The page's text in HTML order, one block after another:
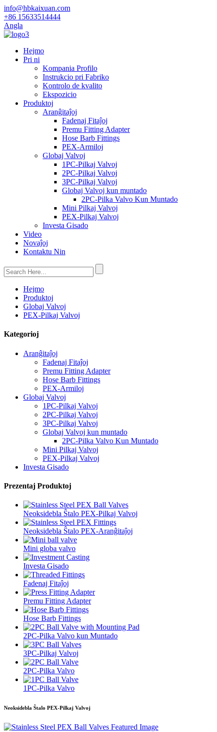
info@hbkaixuan.com
+86 15633514444
Angla
Hejmo
Pri ni
Kompania Profilo
Instrukcio pri Fabriko
Kontrolo de kvalito
Ekspozicio
Produktoj
Aranĝitaĵoj
Fadenaj Fitaĵoj
Premu Fitting Adapter
Hose Barb Fittings
PEX-Armiloj
Globaj Valvoj
1PC-Pilkaj Valvoj
2PC-Pilkaj Valvoj
3PC-Pilkaj Valvoj
Globaj Valvoj kun muntado
2PC-Pilka Valvo Kun Muntado
Mini Pilkaj Valvoj
PEX-Pilkaj Valvoj
Investa Gisado
Video
Novaĵoj
Kontaktu Nin
Hejmo
Produktoj
Globaj Valvoj
PEX-Pilkaj Valvoj
Kategorioj
Aranĝitaĵoj
Fadenaj Fitaĵoj
Premu Fitting Adapter
Hose Barb Fittings
PEX-Armiloj
Globaj Valvoj
1PC-Pilkaj Valvoj
2PC-Pilkaj Valvoj
3PC-Pilkaj Valvoj
Globaj Valvoj kun muntado
2PC-Pilka Valvo Kun Muntado
Mini Pilkaj Valvoj
PEX-Pilkaj Valvoj
Investa Gisado
Prezentaj Produktoj
Neoksidebla Ŝtalo PEX-Pilkaj Valvoj
Neoksidebla Ŝtalo PEX-Aranĝitaĵoj
Mini globa valvo
Investa Gisado
Fadenaj Fitaĵoj
Premu Fitting Adapter
Hose Barb Fittings
2PC-Pilka Valvo kun Muntado
3PC-Pilkaj Valvoj
2PC-Pilka Valvo
1PC-Pilka Valvo
Neoksidebla Ŝtalo PEX-Pilkaj Valvoj